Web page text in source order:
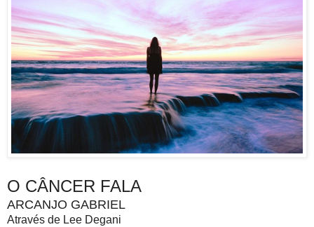
O CÂNCER FALA
ARCANJO GABRIEL
Através de Lee Degani